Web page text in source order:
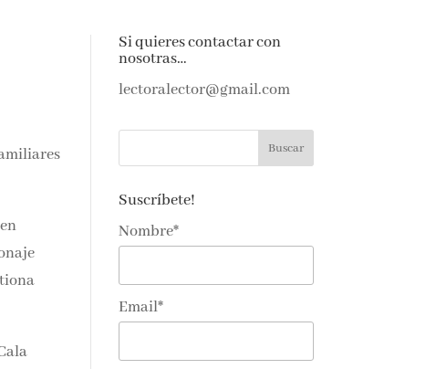
Si quieres contactar con
nosotras…
lectoralector@gmail.com
Suscríbete!
Nombre*
Email*